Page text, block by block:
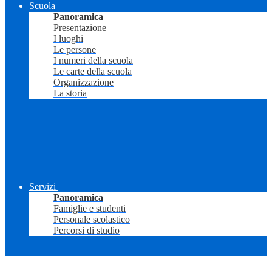
Scuola
Panoramica
Presentazione
I luoghi
Le persone
I numeri della scuola
Le carte della scuola
Organizzazione
La storia
Servizi
Panoramica
Famiglie e studenti
Personale scolastico
Percorsi di studio